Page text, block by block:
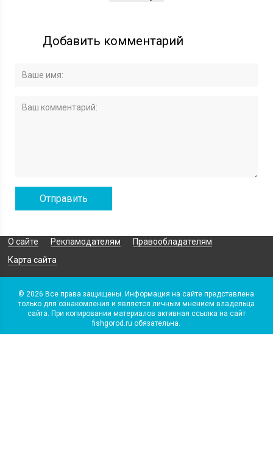
Добавить комментарий
О сайте Рекламодателям
Правообладателям
Карта сайта
© 2026 Все права защищены. Информация на сайте представлена
только для ознакомления и является личным мнением владельца
сайта. При копировании материалов активная ссылка на сайт
fishgorod.ru обязательна.